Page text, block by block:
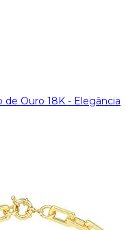
Ouro 18K - Elegância